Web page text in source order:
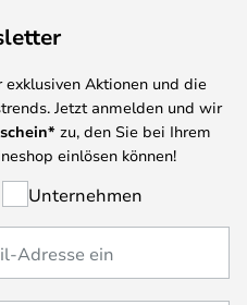
exklusiven Aktionen und die
Jetzt anmelden und wir
zu, den Sie bei Ihrem
einlösen können!
Unternehmen